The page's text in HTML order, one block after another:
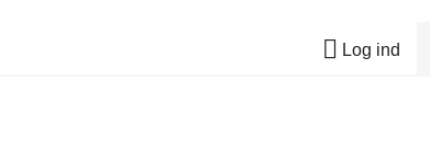
 Log ind